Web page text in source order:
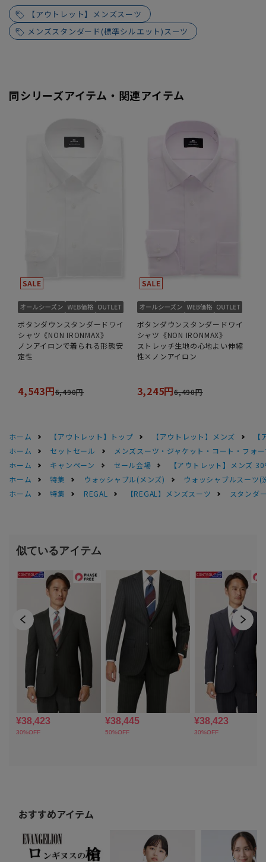
【アウトレット】メンズスーツ
メンズスタンダード(標準シルエット)スーツ
同シリーズアイテム・関連アイテム
ボタンダウンスタンダードワイ
シャツ《NON IRONMAX》
ノンアイロンで着られる形態安
定性
4,543円6,490円
ボタンダウンスタンダードワイ
シャツ《NON IRONMAX》
ストレッチ生地の心地よい伸縮
性×ノンアイロン
3,245円6,490円
ホーム 【アウトレット】トップ 【アウトレット】メンズ
ホーム
セットセール
メンズスーツ・ジャケット・コート・フォ
ホーム
キャンペーン セール会場
【アウトレット】メンズ
ホーム
特集 ウォッシャブル(メンズ)
ウォッシャブルスーツ(
ホーム
特集 REGAL 【REGAL】メンズスーツ スタンダ